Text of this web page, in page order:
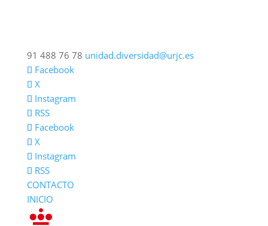
91 488 76 78 unidad.diversidad@urjc.es
Facebook
X
Instagram
RSS
Facebook
X
Instagram
RSS
CONTACTO
INICIO